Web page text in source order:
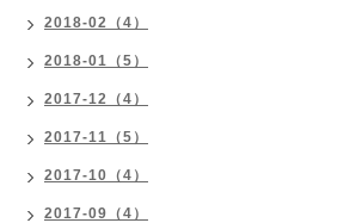
2018-02（4）
2018-01（5）
2017-12（4）
2017-11（5）
2017-10（4）
2017-09（4）